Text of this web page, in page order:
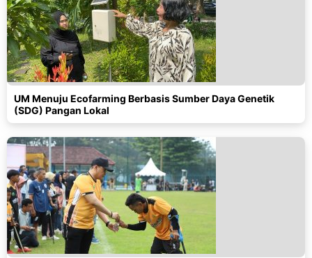
UM Menuju Ecofarming Berbasis Sumber Daya Genetik
(SDG) Pangan Lokal